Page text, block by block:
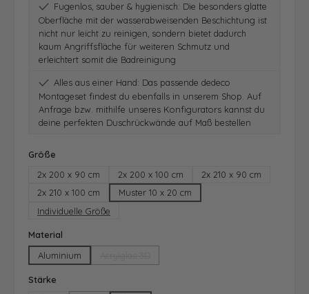
Fugenlos, sauber & hygienisch: Die besonders glatte
Oberfläche mit der wasserabweisenden Beschichtung ist
nicht nur leicht zu reinigen, sondern bietet dadurch
kaum Angriffsfläche für weiteren Schmutz und
erleichtert somit die Badreinigung
Alles aus einer Hand: Das passende dedeco
Montageset findest du ebenfalls in unserem Shop. Auf
Anfrage bzw. mithilfe unseres Konfigurators kannst du
deine perfekten Duschrückwände auf Maß bestellen
Größe
2x 200 x 90 cm
2x 200 x 100 cm
2x 210 x 90 cm
2x 210 x 100 cm
Muster 10 x 20 cm
Individuelle Größe
Material
Aluminium
Stärke